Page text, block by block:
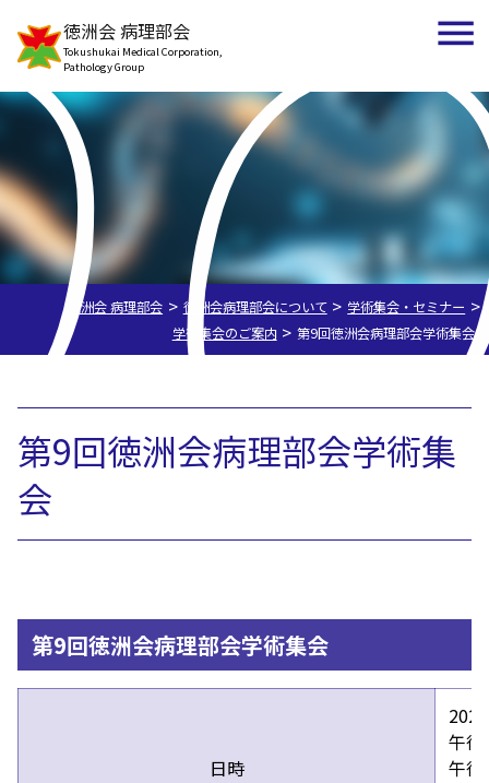
徳洲会 病理部会
Tokushukai Medical Corporation,
Pathology Group
徳洲会病理部会について
徳洲会 病理部会 > 徳洲会病理部会について > 学術集会・セミナー >
学術集会のご案内 > 第9回徳洲会病理部会学術集会
第9回徳洲会病理部会学術集
会
第9回徳洲会病理部会学術集会
日時
午後
午後